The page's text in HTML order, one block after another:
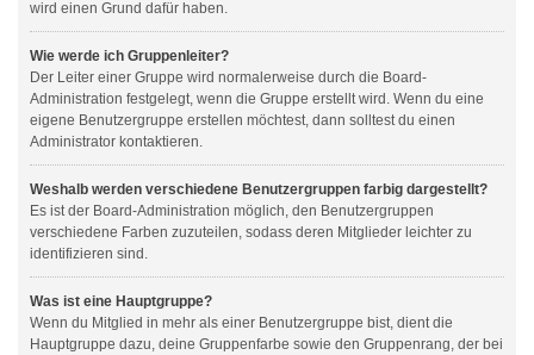
wird einen Grund dafür haben.
Wie werde ich Gruppenleiter?
Der Leiter einer Gruppe wird normalerweise durch die Board-
Administration festgelegt, wenn die Gruppe erstellt wird. Wenn du eine
eigene Benutzergruppe erstellen möchtest, dann solltest du einen
Administrator kontaktieren.
Weshalb werden verschiedene Benutzergruppen farbig dargestellt?
Es ist der Board-Administration möglich, den Benutzergruppen
verschiedene Farben zuzuteilen, sodass deren Mitglieder leichter zu
identifizieren sind.
Was ist eine Hauptgruppe?
Wenn du Mitglied in mehr als einer Benutzergruppe bist, dient die
Hauptgruppe dazu, deine Gruppenfarbe sowie den Gruppenrang, der bei